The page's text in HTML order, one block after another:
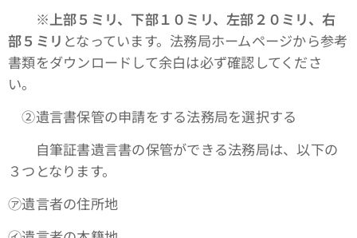
※上部５ミリ、下部１０ミリ、左部２０ミリ、右
部５ミリ となっています。法務局ホームページから参考
書類をダウンロードして余白は必ず確認してくださ
い。
➁遺言書保管の申請をする法務局を選択する
自筆証書遺言書の保管ができる法務局は、以下の
３つとなります。
㋐遺言者の住所地